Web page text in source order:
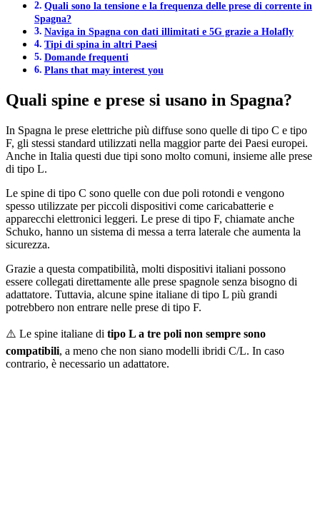
Quali sono la tensione e la frequenza delle prese di corrente in
Spagna?
Naviga in Spagna con dati illimitati e 5G grazie a Holafly
Tipi di spina in altri Paesi
Domande frequenti
Plans that may interest you
Quali spine e prese si usano in Spagna?
In Spagna le prese elettriche più diffuse sono quelle di tipo C e tipo
F, gli stessi standard utilizzati nella maggior parte dei Paesi europei.
Anche in Italia questi due tipi sono molto comuni, insieme alle prese
di tipo L.
Le spine di tipo C sono quelle con due poli rotondi e vengono
spesso utilizzate per piccoli dispositivi come caricabatterie e
apparecchi elettronici leggeri. Le prese di tipo F, chiamate anche
Schuko, hanno un sistema di messa a terra laterale che aumenta la
sicurezza.
Grazie a questa compatibilità, molti dispositivi italiani possono
essere collegati direttamente alle prese spagnole senza bisogno di
adattatore. Tuttavia, alcune spine italiane di tipo L più grandi
potrebbero non entrare nelle prese di tipo F.
⚠️ Le spine italiane di tipo L a tre poli non sempre sono
compatibili, a meno che non siano modelli ibridi C/L. In caso
contrario, è necessario un adattatore.